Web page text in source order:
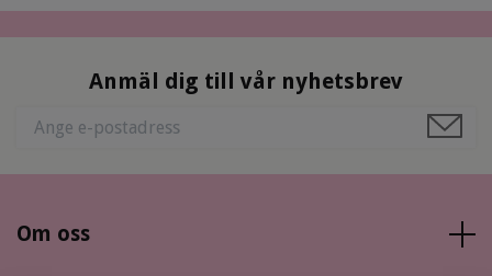
Anmäl dig till vår nyhetsbrev
Om oss